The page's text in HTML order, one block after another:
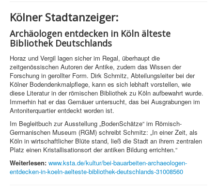
Kölner Stadtanzeiger:
Archäologen entdecken in Köln älteste
Bibliothek Deutschlands
Horaz und Vergil lagen sicher im Regal, überhaupt die
zeitgenössischen Autoren der Antike, zudem das Wissen der
Forschung in gerollter Form. Dirk Schmitz, Abteilungsleiter bei der
Kölner Bodendenkmalpflege, kann es sich lebhaft vorstellen, wie
diese Literatur in der römischen Bibliothek zu Köln aufbewahrt wurde.
Immerhin hat er das Gemäuer untersucht, das bei Ausgrabungen im
Antoniterquartier entdeckt worden ist.
Im Begleitbuch zur Ausstellung „BodenSchätze“ im Römisch-
Germanischen Museum (RGM) schreibt Schmitz: „In einer Zeit, als
Köln in wirtschaftlicher Blüte stand, ließ die Stadt an ihrem zentralen
Platz einen Kristallisationsort der antiken Bildung errichten.“
Weiterlesen: www.ksta.de/kultur/bei-bauarbeiten-archaeologen-
entdecken-in-koeln-aelteste-bibliothek-deutschlands-31008560